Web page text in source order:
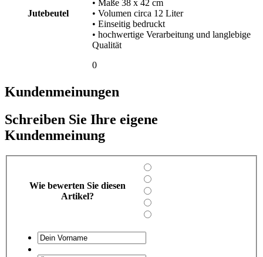
Jutebeutel
• Maße 38 x 42 cm
• Volumen circa 12 Liter
• Einseitig bedruckt
• hochwertige Verarbeitung und langlebige
Qualität
0
Kundenmeinungen
Schreiben Sie Ihre eigene
Kundenmeinung
Wie bewerten Sie diesen
Artikel?